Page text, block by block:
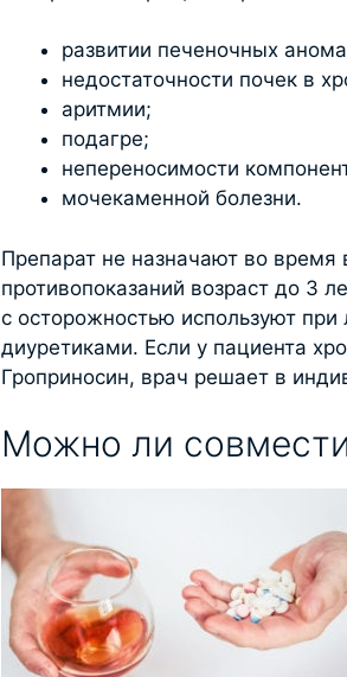
развитии печеночных
недостаточности почек в
аритмии;
подагре;
непереносимости
мочекаменной болезни.
Препарат не назначают во
противопоказаний возраст до 3
с осторожностью используют
диуретиками. Если у пациента
Гроприносин, врач решает в
Можно ли